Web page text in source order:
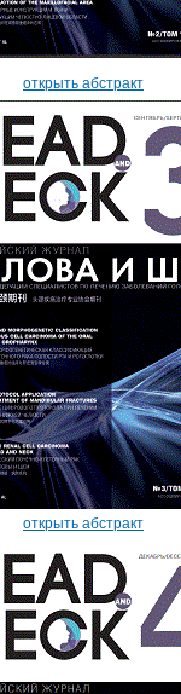
открыть абстракт
открыть абстракт